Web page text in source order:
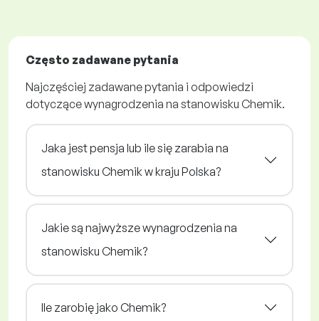
Często zadawane pytania
Najczęściej zadawane pytania i odpowiedzi
dotyczące wynagrodzenia na stanowisku Chemik.
Jaka jest pensja lub ile się zarabia na
stanowisku Chemik w kraju Polska?
Jakie są najwyższe wynagrodzenia na
stanowisku Chemik?
Ile zarobię jako Chemik?